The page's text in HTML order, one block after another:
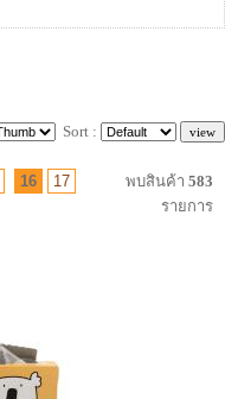
Sort :
16
17
พบสินค้า 583
รายการ